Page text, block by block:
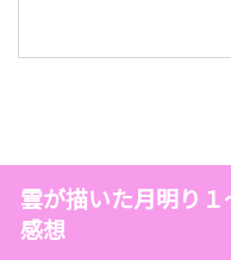
雲が描いた月明り
感想